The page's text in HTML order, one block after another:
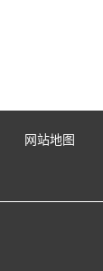
网站地图